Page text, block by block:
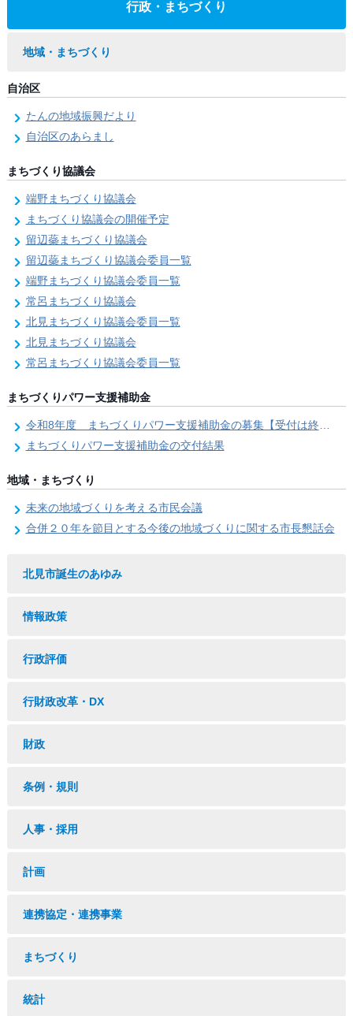
行政・まちづくり
地域・まちづくり
自治区
たんの地域振興だより
自治区のあらまし
まちづくり協議会
端野まちづくり協議会
まちづくり協議会の開催予定
留辺蘂まちづくり協議会
留辺蘂まちづくり協議会委員一覧
端野まちづくり協議会委員一覧
常呂まちづくり協議会
北見まちづくり協議会委員一覧
北見まちづくり協議会
常呂まちづくり協議会委員一覧
まちづくりパワー支援補助金
令和8年度 まちづくりパワー支援補助金の募集【受付は終了しました。】
まちづくりパワー支援補助金の交付結果
地域・まちづくり
未来の地域づくりを考える市民会議
合併２０年を節目とする今後の地域づくりに関する市長懇話会
北見市誕生のあゆみ
情報政策
行政評価
行財政改革・DX
財政
条例・規則
人事・採用
計画
連携協定・連携事業
まちづくり
統計